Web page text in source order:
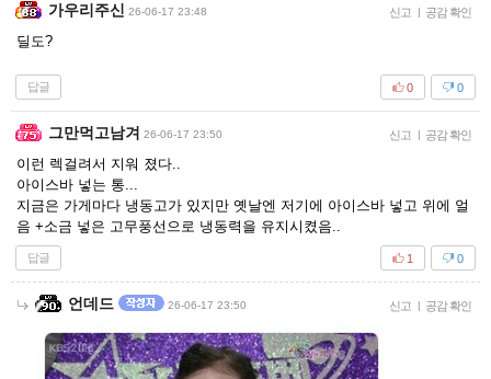
가우리주신 26-06-17 23:48 신고 | 공감 확인
딜도?
답글 0
0
그만먹고남겨 26-06-17 23:50 신고 | 공감 확인
이런 렉걸려서 지워 졌다..
아이스바 넣는 통...
지금은 가게마다 냉동고가 있지만 옛날엔 저기에 아이스바 넣고 위에 얼
음 +소금 넣은 고무풍선으로 냉동력을 유지시켰음..
답글 0
1
언데드 26-06-17 23:50 신고 | 공감 확인